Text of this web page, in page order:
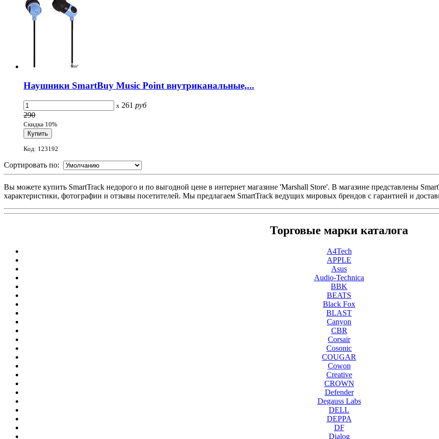
Наушники SmartBuy Music Point внутриканальные,...
x 261 руб
290
Скидка 10%
Код: 123192
Сортировать по:
Вы можете купить SmartTrack недорого и по выгодной цене в интернет магазине 'Marshall Store'. В магазине представлены
характеристики, фотографии и отзывы посетителей. Мы предлагаем SmartTrack ведущих мировых брендов с гарантией и
Торговые марки каталога
A4Tech
APPLE
Asus
Audio-Technica
BBK
BEATS
Black Fox
BLAST
Canyon
CBR
Corsair
Cosonic
COUGAR
Cowon
Creative
CROWN
Defender
Degauss Labs
DELL
DEPPA
DF
Dialog